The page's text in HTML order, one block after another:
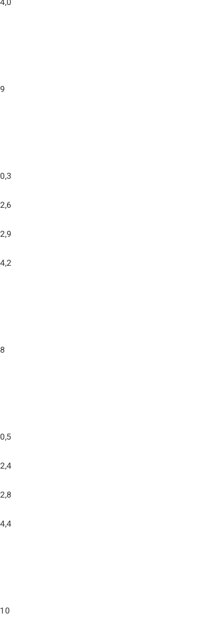
4,0
9
0,3
2,6
2,9
4,2
8
0,5
2,4
2,8
4,4
10